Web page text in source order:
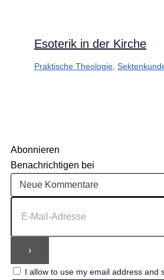
Esoterik in der Kirche
Praktische Theologie
Abonnieren
Benachrichtigen bei
I allow to use my email address and